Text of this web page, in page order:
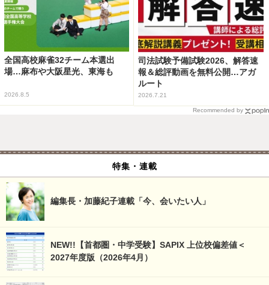
全国高校麻雀32チーム本選出
場…麻布や大阪星光、東海も
2026.8.5
司法試験予備試験2026、解答速
報＆総評動画を無料公開…アガ
ルート
2026.7.21
Recommended by
特集・連載
編集長・加藤紀子連載「今、会いたい人」
NEW!!【首都圏・中学受験】SAPIX 上位校偏差値＜
2027年度版（2026年4月）